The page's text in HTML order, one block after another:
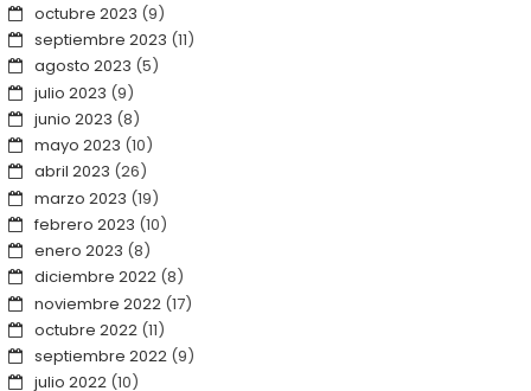
octubre 2023 (9)
septiembre 2023 (11)
agosto 2023 (5)
julio 2023 (9)
junio 2023 (8)
mayo 2023 (10)
abril 2023 (26)
marzo 2023 (19)
febrero 2023 (10)
enero 2023 (8)
diciembre 2022(8)
noviembre 2022(17)
octubre 2022(11)
septiembre 2022(9)
julio 2022(10)